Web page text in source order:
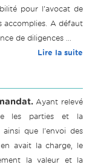
pour l'avocat de
accomplies. A défaut
de diligences ...
Lire la suite
Ayant relevé
les parties et la
ainsi que l'envoi des
avait la charge, le
la valeur et la